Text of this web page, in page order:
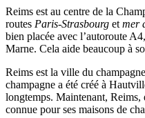
Reims est au centre de la
routes Paris-Strasbourg etmer
bien placée avec l’autoroute
Marne. Cela aide beaucoup à
Reims est la ville du
champagne a été créé à
longtemps. Maintenant, Reims,
connue pour ses maisons de